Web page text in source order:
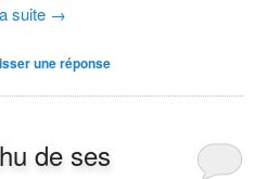
suite →
une réponse
de ses